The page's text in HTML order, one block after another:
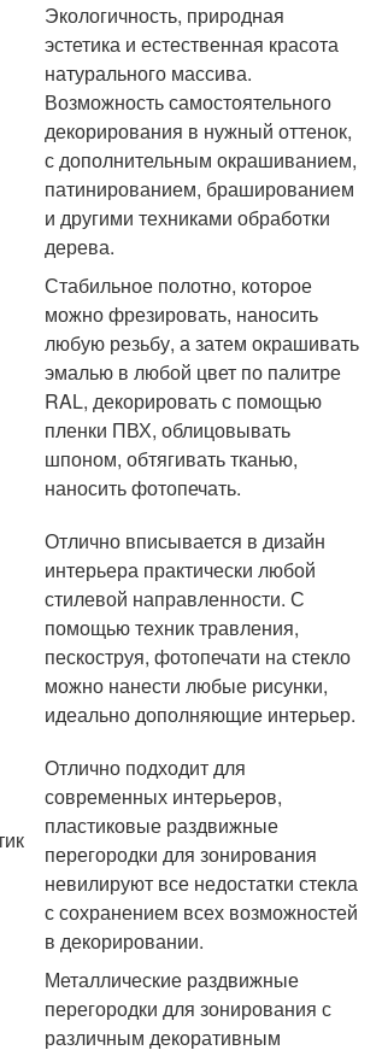
Экологичность, природная
эстетика и естественная красота
натурального массива.
Возможность самостоятельного
декорирования в нужный оттенок,
с дополнительным окрашиванием,
патинированием, брашированием
и другими техниками обработки
дерева.
Стабильное полотно, которое
можно фрезировать, наносить
любую резьбу, а затем окрашивать
эмалью в любой цвет по палитре
RAL, декорировать с помощью
пленки ПВХ, облицовывать
шпоном, обтягивать тканью,
наносить фотопечать.
Отлично вписывается в дизайн
интерьера практически любой
стилевой направленности. С
помощью техник травления,
пескоструя, фотопечати на стекло
можно нанести любые рисунки,
идеально дополняющие интерьер.
Отлично подходит для
современных интерьеров,
пластиковые раздвижные
перегородки для зонирования
невилируют все недостатки стекла
с сохранением всех возможностей
в декорировании.
Металлические раздвижные
перегородки для зонирования с
различным декоративным